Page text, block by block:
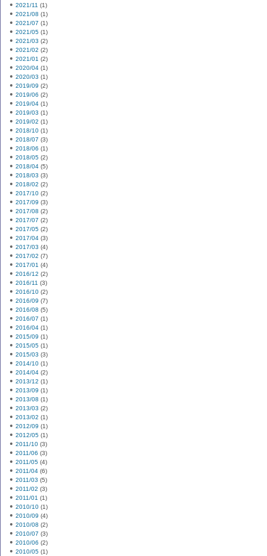
2021/11 (1)
2021/08 (1)
2021/07 (1)
2021/05 (1)
2021/03 (2)
2021/02 (2)
2021/01 (2)
2020/04 (1)
2020/03 (1)
2019/09 (2)
2019/06 (2)
2019/04 (1)
2019/03 (1)
2019/02 (1)
2018/10 (1)
2018/07 (3)
2018/06 (1)
2018/05 (2)
2018/04 (5)
2018/03 (3)
2018/02 (2)
2017/10 (2)
2017/09 (3)
2017/08 (2)
2017/07 (2)
2017/05 (2)
2017/04 (3)
2017/03 (4)
2017/02 (7)
2017/01 (4)
2016/12 (2)
2016/11 (3)
2016/10 (2)
2016/09 (7)
2016/08 (5)
2016/07 (1)
2016/04 (1)
2015/09 (1)
2015/05 (1)
2015/03 (3)
2014/10 (1)
2014/04 (2)
2013/12 (1)
2013/09 (1)
2013/08 (1)
2013/03 (2)
2013/02 (1)
2012/09 (1)
2012/05 (1)
2011/10 (3)
2011/06 (3)
2011/05 (4)
2011/04 (6)
2011/03 (5)
2011/02 (3)
2011/01 (1)
2010/10 (1)
2010/09 (4)
2010/08 (2)
2010/07 (3)
2010/06 (2)
2010/05 (1)